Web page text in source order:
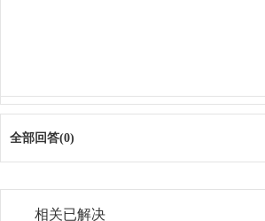
全部回答(0)
相关已解决